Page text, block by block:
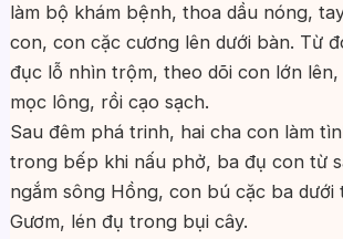
làm bộ khám bệnh, thoa dầu nóng,
con, con cặc cương lên dưới bàn. Từ
đục lỗ nhìn trộm, theo dõi con lớn
mọc lông, rồi cạo sạch.
Sau đêm phá trinh, hai cha con làm
trong bếp khi nấu phở, ba đụ con từ
ngắm sông Hồng, con bú cặc ba dưới
Gươm, lén đụ trong bụi cây.